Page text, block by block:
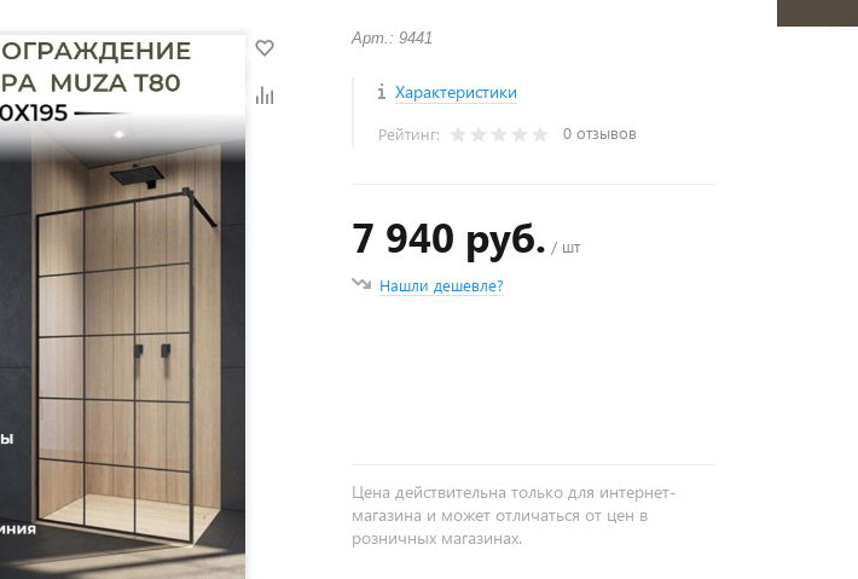
Арт.: 9441
Характеристики
Рейтинг: 0 отзывов
7 940 руб. / шт
Нашли дешевле?
Цена действительна только для интернет-
магазина и может отличаться от цен в
розничных магазинах.